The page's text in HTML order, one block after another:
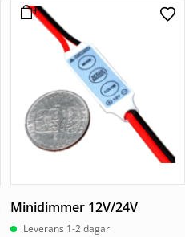
Minidimmer 12V/24V
Leverans 1-2 dagar